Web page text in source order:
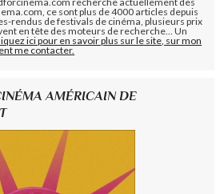
ce sont plus de 4000 articles depuis
rendus de festivals de cinéma, plusieurs prix
en tête des moteurs de recherche... Un
ici pour en savoir plus sur le site, sur mon
me contacter.
AMÉRICAIN DE